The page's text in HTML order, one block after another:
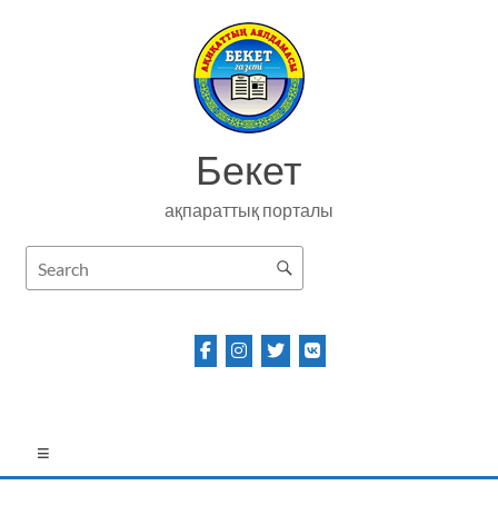
Бекет
ақпараттық порталы